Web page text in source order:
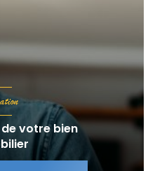
votre bien